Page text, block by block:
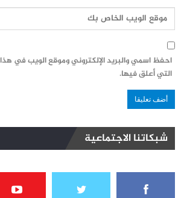
احفظ اسمي والبريد الإلكتروني وموقع الويب في هذا
التي أعلق فيها.
شبكاتنا الاجتماعية